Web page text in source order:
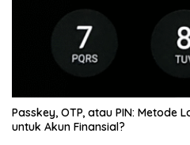
Passkey, OTP, atau PIN: Metode
untuk Akun Finansial?